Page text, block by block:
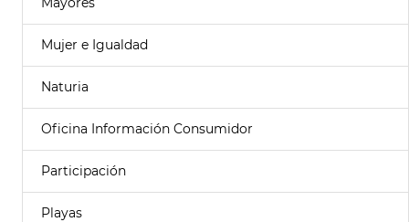
Mujer e Igualdad
Naturia
Oficina Información Consumidor
Participación
Playas